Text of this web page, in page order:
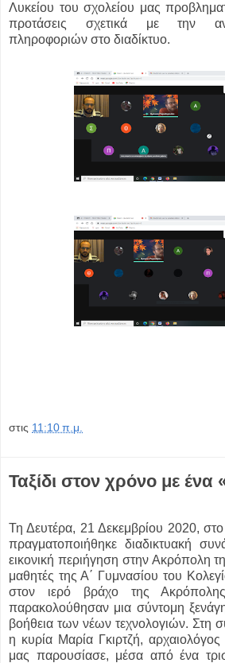
Λυκείου του σχολείου μας
προτάσεις σχετικά με την
πληροφοριών στο διαδίκτυο.
στις 11:10 π.μ.
Ταξίδι στον χρόνο με ένα
Τη Δευτέρα, 21 Δεκεμβρίου 2020, στο
πραγματοποιήθηκε διαδικτυακή
εικονική περιήγηση στην Ακρόπολη
μαθητές της Α΄ Γυμνασίου του
στον ιερό βράχο της
παρακολούθησαν μια σύντομη
βοήθεια των νέων τεχνολογιών. Στη
η κυρία Μαρία Γκιρτζή,
μας παρουσίασε, μέσα από ένα